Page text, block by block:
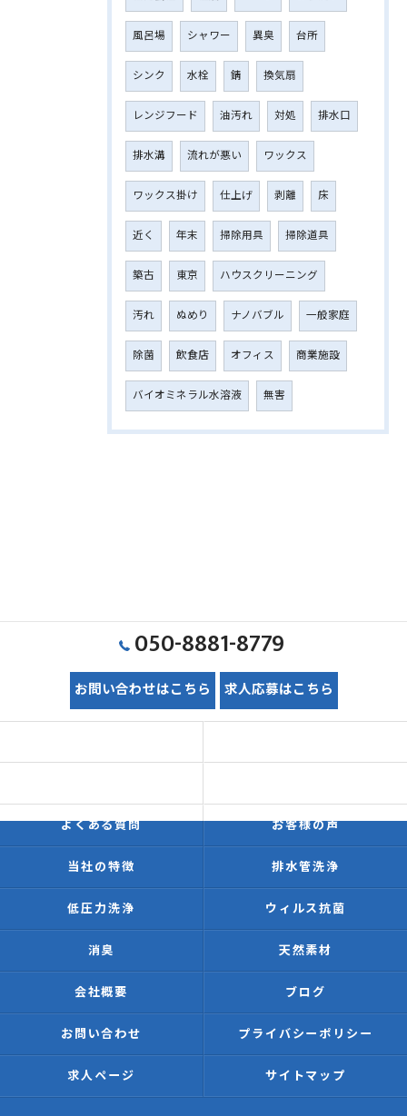
風呂場 シャワー 異臭 台所
シンク 水栓 錆 換気扇
レンジフード 油汚れ 対処 排水口
排水溝 流れが悪い ワックス
ワックス掛け 仕上げ 剥離 床
近く 年末 掃除用具 掃除道具
築古 東京 ハウスクリーニング
汚れ ぬめり ナノバブル 一般家庭
除菌 飲食店 オフィス 商業施設
バイオミネラル水溶液 無害
050-8881-8779
お問い合わせはこちら 求人応募はこちら
よくある質問 お客様の声
当社の特徴 排水管洗浄
低圧力洗浄 ウィルス抗菌
消臭 天然素材
会社概要 ブログ
お問い合わせ プライバシーポリシー
求人ページ サイトマップ